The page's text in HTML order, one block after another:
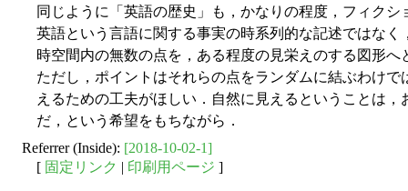
同じように「英語の歴史」も，かなりの程度，フィク
英語という言語に関する事実の時系列的な記述ではな
時空間内の無数の点を，ある程度の見栄えのする図形
ただし，ポイントはそれらの点をランダムに結ぶわけ
えるための工夫がほしい．自然に見えるということは
だ，という希望をもちながら．
Referrer (Inside): [2018-10-02-1]
[ 固定リンク | 印刷用ページ ]